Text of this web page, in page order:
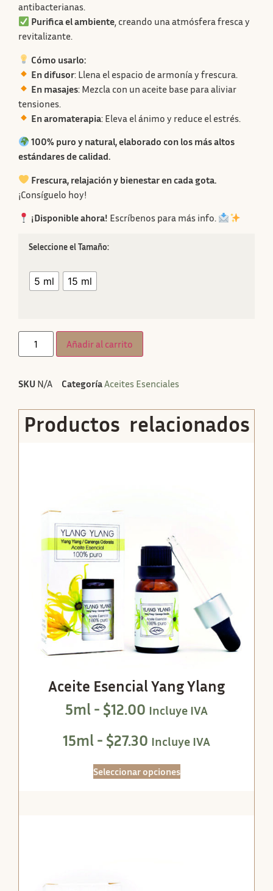
antibacterianas.
Purifica el ambiente, creando una atmósfera fresca y
revitalizante.
Cómo usarlo:
En difusor: Llena el espacio de armonía y frescura.
En masajes: Mezcla con un aceite base para aliviar
tensiones.
En aromaterapia: Eleva el ánimo y reduce el estrés.
100% puro y natural, elaborado con los más altos
estándares de calidad.
Frescura, relajación y bienestar en cada gota.
¡Consíguelo hoy!
¡Disponible ahora! Escríbenos para más info.
Tamaño
5 ml 15 ml
Añadir al carrito
SKU N/A CategoríaAceites Esenciales
Productos relacionados
Aceite Esencial Yang Ylang
5ml - $12.00 Incluye IVA
15ml - $27.30 Incluye IVA
Seleccionar opciones